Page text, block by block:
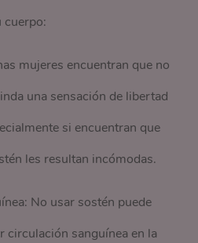
cuerpo:
mujeres encuentran que no
una sensación de libertad
si encuentran que
les resultan incómodas.
No usar sostén puede
circulación sanguínea en la